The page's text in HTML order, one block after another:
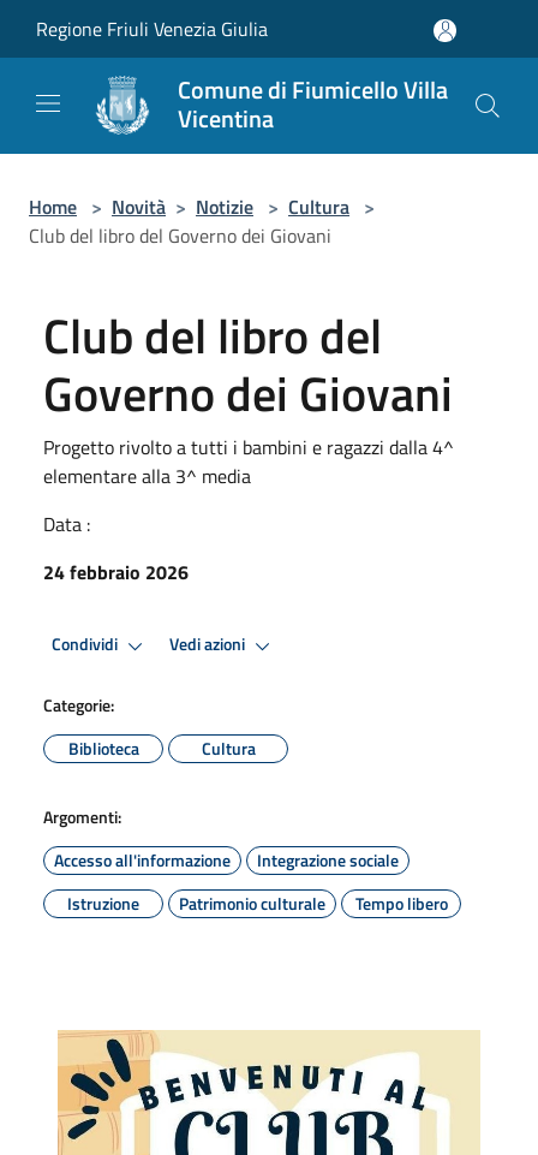
Regione Friuli Venezia Giulia
Comune di Fiumicello Villa
Vicentina
Home > Novità > Notizie > Cultura >
Club del libro del Governo dei Giovani
Club del libro del
Governo dei Giovani
Progetto rivolto a tutti i bambini e ragazzi dalla 4^
elementare alla 3^ media
Data :
24 febbraio 2026
Condividi Vedi azioni
Categorie:
Biblioteca
Cultura
Argomenti:
Accesso all'informazione
Integrazione sociale
Istruzione
Patrimonio culturale Tempo libero